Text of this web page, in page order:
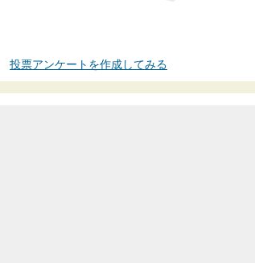
投票アンケートを作成してみる